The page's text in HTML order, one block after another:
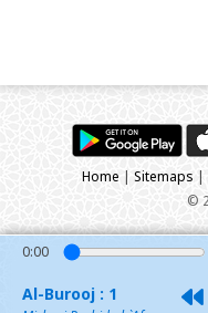
0:00
Al-Burooj : 1
Home | Sitemaps |
©